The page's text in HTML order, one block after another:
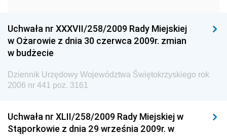
Dziennik Urzędowy Ministra Pracy i Polityki
Społecznej
Dziennik Urzędowy Urzędu Lotnictwa Cywilnego
Dziennik Urzędowy Ministerstwa Hutnictwa i
Przemysłu Maszynowego
Uchwała nr XXXVII/258/2009 Rady Miejskiej
w Ożarowie z dnia 30 czerwca 2009r. zmian
w budżecie
Dziennik Urzędowy Województwa Świętokrzyskiego rok
2006 nr 441 poz. 3161
Uchwała nr XLII/258/2009 Rady Miejskiej w
Stąporkowie z dnia 29 września 2009r. w